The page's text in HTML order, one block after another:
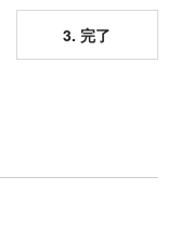
3. 完了